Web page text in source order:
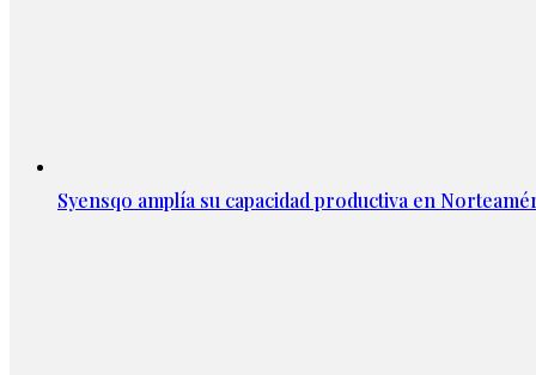
Syensqo amplía su capacidad productiva en